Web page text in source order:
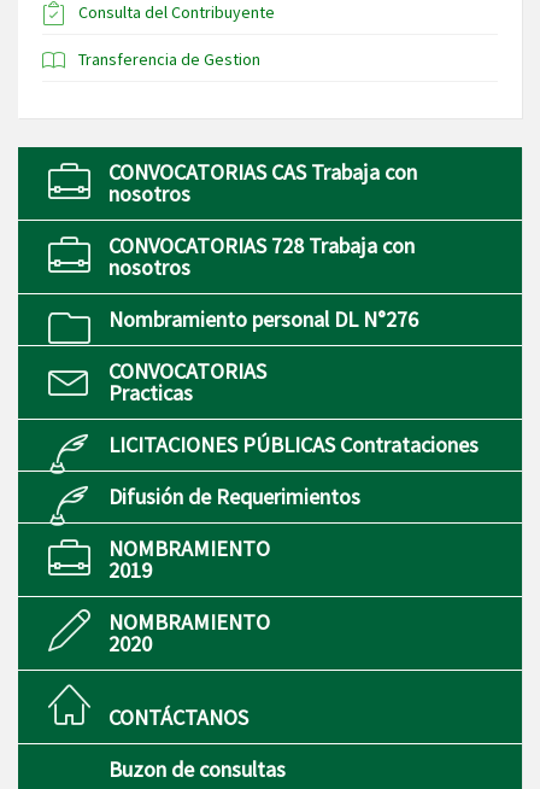
Consulta del Contribuyente
Transferencia de Gestion
CONVOCATORIAS CAS Trabaja con
nosotros
CONVOCATORIAS 728 Trabaja con
nosotros
Nombramiento personal DL N°276
CONVOCATORIAS
Practicas
LICITACIONES PÚBLICAS Contrataciones
Difusión de Requerimientos
NOMBRAMIENTO
2019
NOMBRAMIENTO
2020
CONTÁCTANOS
Buzon de consultas